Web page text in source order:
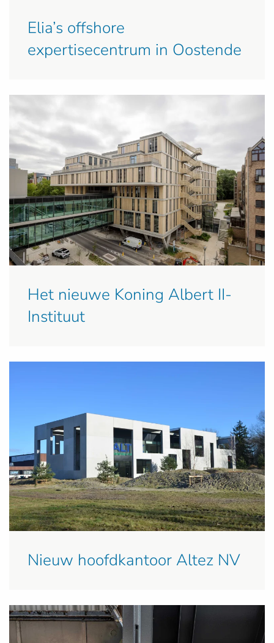
Elia’s offshore
expertisecentrum in Oostende
Het nieuwe Koning Albert II-
Instituut
Nieuw hoofdkantoor Altez NV